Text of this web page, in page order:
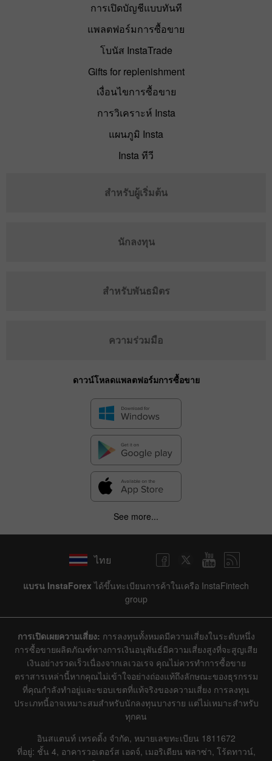
การเปิดบัญชีแบบทันที
แพลตฟอร์มการซื้อขาย
โบนัส InstaTrade
Gifts for replenishment
เงื่อนไขการซื้อขาย
การวิเคราะห์ Insta
แผนภูมิ Insta
Insta ทีวี
สำหรับผู้เริ่มต้น
นักลงทุน
สำหรับพันธมิตร
ความร่วมมือ
ดาวน์โหลดแพลตฟอร์มการซื้อขาย
See more...
ไทย
แบรน InstaForex ได้ขึ้นทะเบียนการค้าในเครือ InstaFintech
group
การเปิดเผยความเสี่ยง: การลงทุนทั้งหมดมีความเสี่ยงในระดับหนึ่ง
การซื้อขายผลิตภัณฑ์ทางการเงินอนุพันธ์มีความเสี่ยงสูงที่จะสูญเสีย
เงินอย่างรวดเร็วเนื่องจากเลเวอเรจ คุณไม่ควรทำการซื้อขาย
ตราสารเหล่านี้หากคุณไม่เข้าใจอย่างถ่องแท้ถึงลักษณะของธุรกรรม
ที่คุณกำลังทำอยู่และขอบเขตที่แท้จริงของความเสี่ยง การลงทุน
ประเภทนี้อาจเหมาะสมสำหรับนักลงทุนบางราย แต่ไม่เหมาะสำหรับ
ทุกคน
อินสแตนท์ เทรดดิ้ง จำกัด, หมายเลขทะเบียน 1811672
ที่อยู่: ชั้น 4, อาคารวอเตอร์ส เอดจ์, เมอริเดียน พลาซ่า, โร้ดทาวน์,